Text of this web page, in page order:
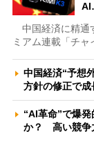
中国経済に精通
ミアム連載「チ
中国経済“予想
方針の修正で
“AI革命”で爆
か？ 高い競争